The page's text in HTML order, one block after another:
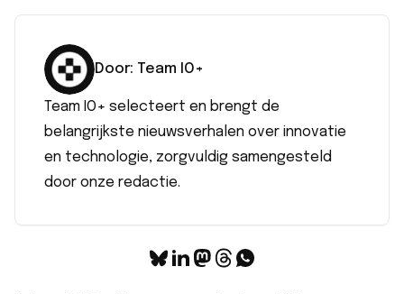
Door: Team IO+
Team IO+ selecteert en brengt de
belangrijkste nieuwsverhalen over innovatie
en technologie, zorgvuldig samengesteld
door onze redactie.